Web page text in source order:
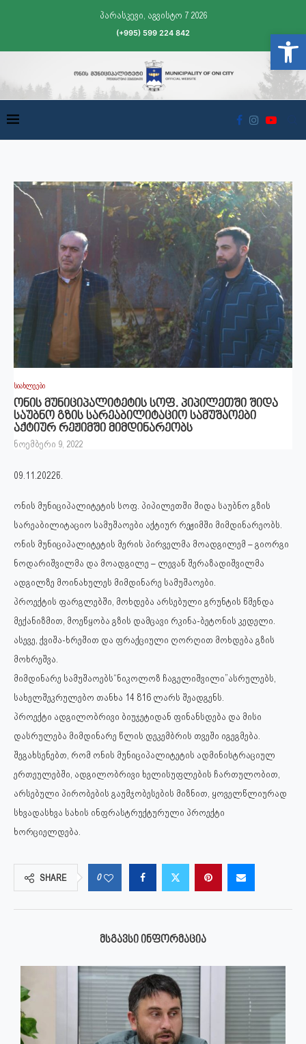
პარასკევი, აგვისტო 7 2026
(+995) 599 224 842
სიახლეები
ონის მუნიციპალიტეტის სოფ. პიპილეთში შიდა
საუბნო გზის სარეაბილიტაციო სამუშაოები
აქტიურ რეჟიმში მიმდინარეობს
ნოემბერი 9, 2022
09.11.2022წ.
ონის მუნიციპალიტეტის სოფ. პიპილეთში შიდა საუბნო გზის
სარეაბილიტაციო სამუშაოები აქტიურ რეჟიმში მიმდინარეობს.
ონის მუნიციპალიტეტის მერის პირველმა მოადგილემ – გიორგი
ნოდარიშვილმა და მოადგილე – ლევან შერაზადიშვილმა
ადგილზე მოინახულეს მიმდინარე სამუშაოები.
პროექტის ფარგლებში, მოხდება არსებული გრუნტის წმენდა
მექანიზმით, მოეწყობა გზის დამცავი რკინა-ბეტონის კედელი.
ასევე, ქვიშა-ხრეშით და ფრაქციული ღორღით მოხდება გზის
მოხრეშვა.
მიმდინარე სამუშაოებს“ნიკოლოზ ჩაგელიშვილი”ასრულებს,
სახელშეკრულებო თანხა 14 816 ლარს შეადგენს.
პროექტი ადგილობრივი ბიუჯეტიდან ფინანსდება და მისი
დასრულება მიმდინარე წლის დეკემბრის თვეში იგეგმება.
შეგახსენებთ, რომ ონის მუნიციპალიტეტის ადმინისტრაციულ
ერთეულებში, ადგილობრივი ხელისუფლების ჩართულობით,
არსებული პირობების გაუმჯობესების მიზნით, ყოველწლიურად
სხვადასხვა სახის ინფრასტრუქტურული პროექტი
ხორციელდება.
SHARE 0
ᲛᲡᲒᲐᲕᲡᲘ ᲘᲜᲤᲝᲠᲛᲐᲪᲘᲐ